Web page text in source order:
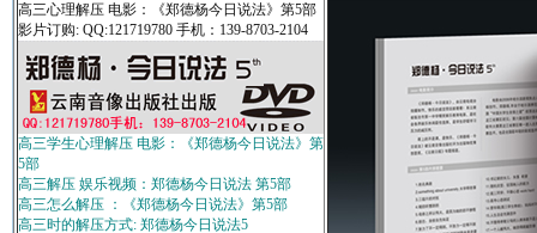
高三心理解压 电影：《郑德杨今日说法》第5部
影片订购: QQ:121719780 手机：139-8703-2104
高三学生心理解压 电影：《郑德杨今日说法》第
5部
高三解压 娱乐视频：郑德杨今日说法 第5部
高三怎么解压 ：《郑德杨今日说法》第5部
高三时的解压方式: 郑德杨今日说法5